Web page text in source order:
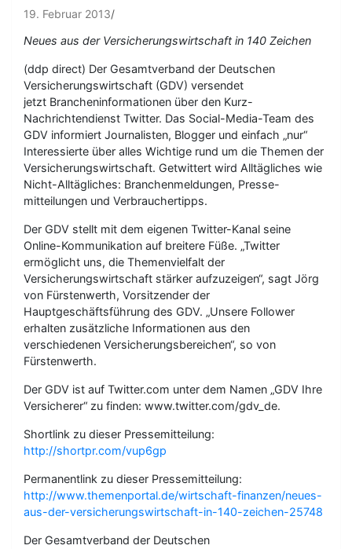
19. Februar 2013
Neues aus der Versicherungswirtschaft in 140 Zeichen
(ddp direct) Der Gesamtverband der Deutschen
Versicherungswirtschaft (GDV) versendet
jetzt Brancheninformationen über den Kurz-
Nachrichtendienst Twitter. Das Social-Media-Team des
GDV informiert Journalisten, Blogger und einfach „nur“
Interessierte über alles Wichtige rund um die Themen der
Versicherungswirtschaft. Getwittert wird Alltägliches wie
Nicht-Alltägliches: Branchenmeldungen, Presse-
mitteilungen und Verbrauchertipps.
Der GDV stellt mit dem eigenen Twitter-Kanal seine
Online-Kommunikation auf breitere Füße. „Twitter
ermöglicht uns, die Themenvielfalt der
Versicherungswirtschaft stärker aufzuzeigen“, sagt Jörg
von Fürstenwerth, Vorsitzender der
Hauptgeschäftsführung des GDV. „Unsere Follower
erhalten zusätzliche Informationen aus den
verschiedenen Versicherungsbereichen“, so von
Fürstenwerth.
Der GDV ist auf Twitter.com unter dem Namen „GDV Ihre
Versicherer“ zu finden: www.twitter.com/gdv_de.
Shortlink zu dieser Pressemitteilung:
http://shortpr.com/vup6gp
Permanentlink zu dieser Pressemitteilung:
http://www.themenportal.de/wirtschaft-finanzen/neues-
aus-der-versicherungswirtschaft-in-140-zeichen-25748
Der Gesamtverband der Deutschen